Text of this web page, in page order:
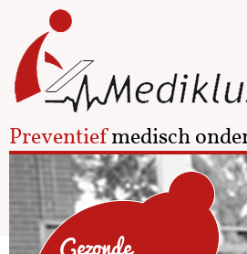
Preventiefmedisch
Gezonde